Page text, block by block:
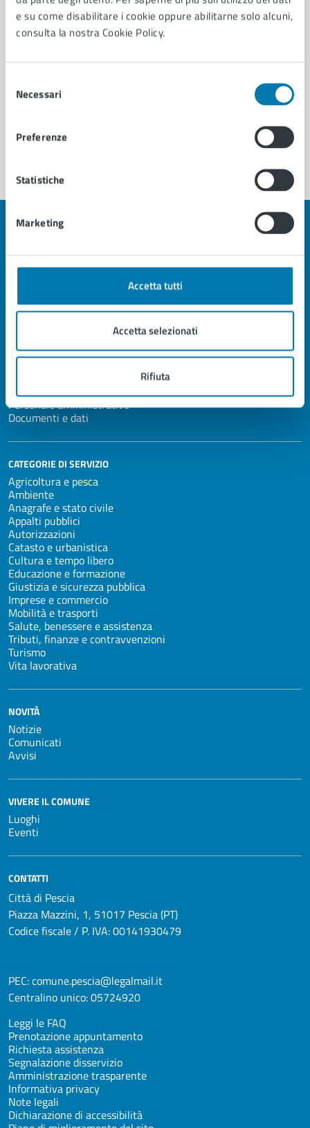
e su come disabilitare i cookie oppure abilitarne solo alcuni,
consulta la nostra Cookie Policy.
delNecessari
Preferenze
Statistiche
Marketing
Accetta tutti
Accetta selezionati
Rifiuta
Leggi le domande frequenti
Segnala disservizio
Aree amministrative
Politici
Personale amministrativo
Documenti e dati
CATEGORIE DI SERVIZIO
Agricoltura e pesca
Ambiente
Anagrafe e stato civile
Appalti pubblici
Autorizzazioni
Catasto e urbanistica
Cultura e tempo libero
Educazione e formazione
Giustizia e sicurezza pubblica
Imprese e commercio
Mobilità e trasporti
Salute, benessere e assistenza
Tributi, finanze e contravvenzioni
Turismo
Vita lavorativa
NOVITÀ
Notizie
Comunicati
Avvisi
VIVERE IL COMUNE
Luoghi
Eventi
CONTATTI
Città di Pescia
Piazza Mazzini, 1, 51017 Pescia (PT)
Codice fiscale / P. IVA: 00141930479
PEC:comune.pescia@legalmail.it
Centralino unico:05724920
Leggi le FAQ
Prenotazione appuntamento
Richiesta assistenza
Segnalazione disservizio
Amministrazione trasparente
Informativa privacy
Note legali
Dichiarazione di accessibilità